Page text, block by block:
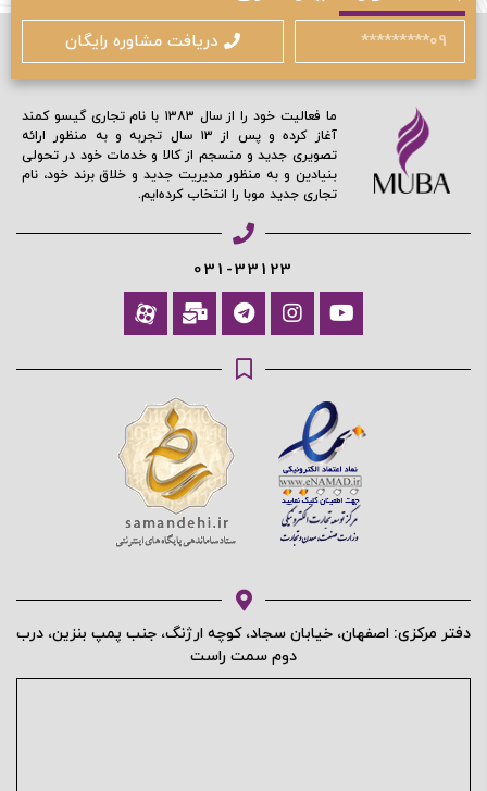
دریافت مشاوره رایگان
ما فعالیت خود را از سال ۱۳۸۳ با نام تجاری گیسو کمند
آغاز کرده و پس از ۱۳ سال تجربه و به منظور ارائه
تصویری جدید و منسجم از کالا و خدمات خود در تحولی
بنیادین و به منظور مدیریت جدید و خلاق برند خود، نام
تجاری جدید موبا را انتخاب کرده‌ایم.
031-33123
دفتر مرکزی: اصفهان، خیابان سجاد، کوچه ارژنگ، جنب پمپ بنزین، درب
دوم سمت راست
با شماره موبایل
مرا به خاطر بسپار
ادامه دهید
آیا هنوز عضو نشده اید؟ اکنون ثبت نام کنید